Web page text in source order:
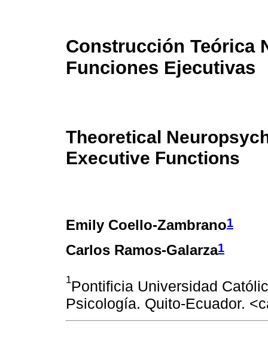
Construcción Teórica
Funciones Ejecutivas
Theoretical
Executive Functions
Emily Coello-Zambrano1
Carlos Ramos-Galarza1
1Pontificia Universidad
Psicología. Quito-Ecuador.